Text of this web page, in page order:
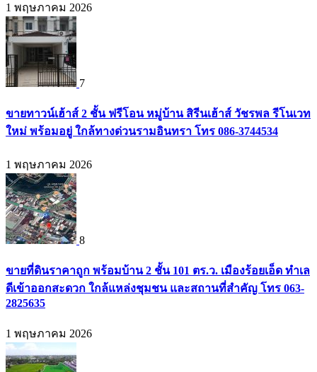
1 พฤษภาคม 2026
7
ขายทาวน์เฮ้าส์ 2 ชั้น ฟรีโอน หมู่บ้าน สิรีนเฮ้าส์ วัชรพล รีโนเวท
ใหม่ พร้อมอยู่ ใกล้ทางด่วนรามอินทรา โทร 086-3744534
1 พฤษภาคม 2026
8
ขายที่ดินราคาถูก พร้อมบ้าน 2 ชั้น 101 ตร.ว. เมืองร้อยเอ็ด ทำเล
ดีเข้าออกสะดวก ใกล้แหล่งชุมชน และสถานที่สำคัญ โทร 063-
2825635
1 พฤษภาคม 2026